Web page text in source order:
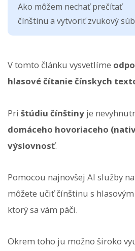
Ako môžem nechať prečítať
čínštinu a vytvoriť zvukový
V tomto článku vysvetlíme
hlasové čítanie čínskych
Pri štúdiu čínštiny je
domáceho hovoriaceho
výslovnosť.
Pomocou najnovšej AI služby
môžete učiť čínštinu s
ktorý sa vám páči.
Okrem toho ju možno široko